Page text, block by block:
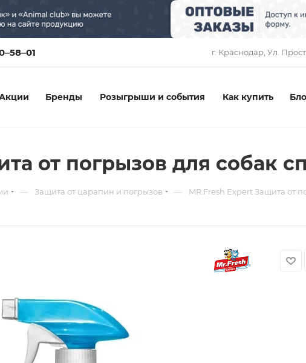
г. Краснодар, ​Ул.
Бренды Розыгрыши и события Как купить
от погрызов для собак
— Защита от царапин и погрызов — MR.Fresh Expert Защита от